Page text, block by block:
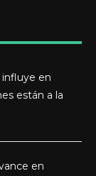
en
están a la
en